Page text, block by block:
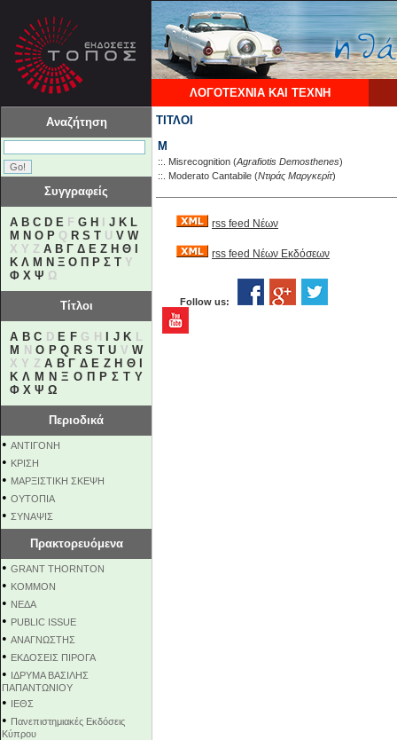
ΛΟΓΟΤΕΧΝΙΑ ΚΑΙ ΤΕΧΝΗ
Αναζήτηση
Συγγραφείς
A B C D E F G H J K L
M N O P Q R S T U V W
X Y Z Α Β Γ Δ Ε Ζ Η Θ
Κ Λ Μ Ν Ξ Ο Π Ρ Σ Τ Υ
Φ Χ Ψ Ω
Τίτλοι
A B C D E FG H J K L
M
N O P Q R S T U V W
X Y ZΑ Β Γ Δ Ε Ζ Η Θ
Κ Λ Μ Ν Ξ Ο Π Ρ Σ Τ Υ
Φ Χ Ψ Ω
Περιοδικά
• ΑΝΤΙΓΟΝΗ
• ΚΡΙΣΗ
• ΜΑΡΞΙΣΤΙΚΗ ΣΚΕΨΗ
• ΟΥΤΟΠΙΑ
• ΣΥΝΑΨΙΣ
Πρακτορευόμενα
• GRANT THORNTON
• KOMMON
• NEΔΑ
• PUBLIC ISSUE
• ΑΝΑΓΝΩΣΤΗΣ
• ΕΚΔΟΣΕΙΣ ΠΙΡΟΓΑ
• ΙΔΡΥΜΑ ΒΑΣΙΛΗΣ
ΠΑΠΑΝΤΩΝΙΟΥ
• ΙΕΘΣ
• Πανεπιστημιακές Εκδόσεις
Κύπρου
ΤΙΤΛΟΙ
M
::. Misrecognition (Agrafiotis Demosthenes)
::. Moderato Cantabile (Ντιράς Μαργκερίτ)
rss feed Νέων
rss feed Νέων Εκδόσεων
Follow us: